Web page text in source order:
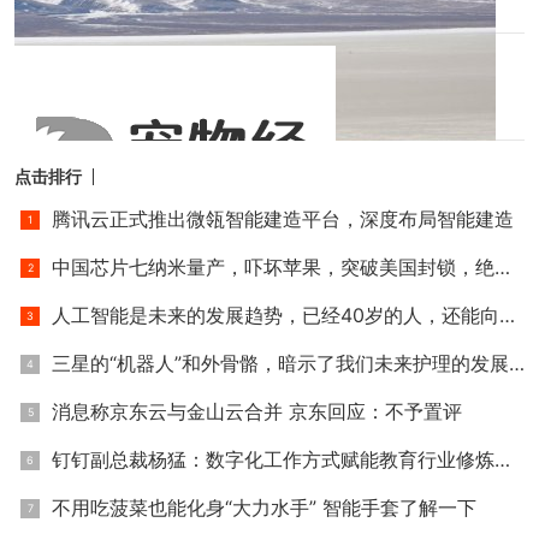
1小时前
1小时前
点击排行
腾讯云正式推出微瓴智能建造平台，深度布局智能建造
中国芯片七纳米量产，吓坏苹果，突破美国封锁，绝地反击！
人工智能是未来的发展趋势，已经40岁的人，还能向这方面转行
三星的“机器人”和外骨骼，暗示了我们未来护理的发展方向？
消息称京东云与金山云合并 京东回应：不予置评
钉钉副总裁杨猛：数字化工作方式赋能教育行业修炼内功
不用吃菠菜也能化身“大力水手” 智能手套了解一下